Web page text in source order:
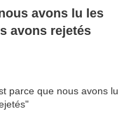
avons lu les
avons rejetés